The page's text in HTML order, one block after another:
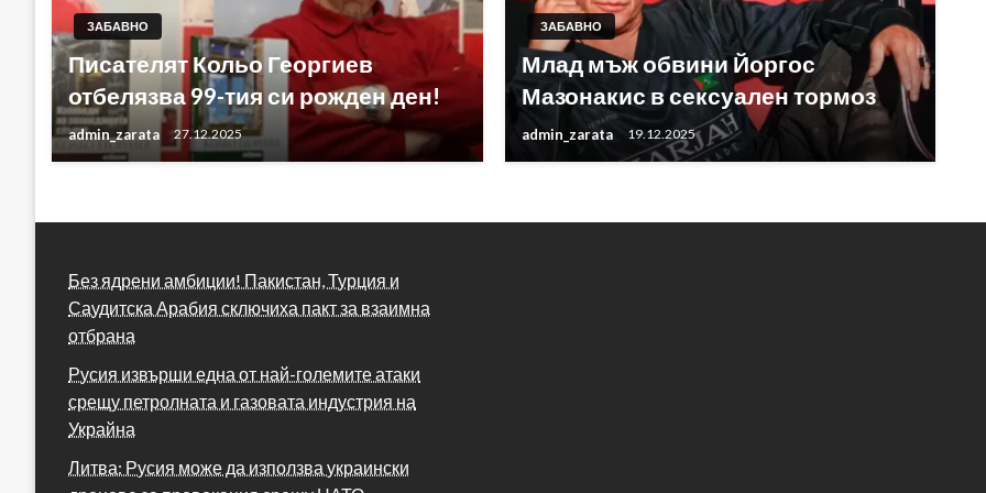
ЗАБАВНО
Писателят Кольо Георгиев
отбелязва 99-тия си рожден ден!
admin_zarata 27.12.2025
ЗАБАВНО
Млад мъж обвини Йоргос
Мазонакис в сексуален тормоз
admin_zarata 19.12.2025
Без ядрени амбиции! Пакистан, Турция и
Саудитска Арабия сключиха пакт за взаимна
отбрана
Русия извърши една от най-големите атаки
срещу петролната и газовата индустрия на
Украйна
Литва: Русия може да използва украински